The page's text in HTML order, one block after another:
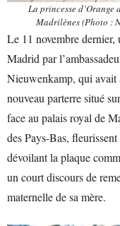
La princesse
Madrilènes (Photo :
Le 11 novembre
Madrid par
Nieuwenkamp, qui avait
nouveau parterre situé
face au palais royal de
des Pays-Bas,
dévoilant la plaque
un court discours de
maternelle de sa mère.